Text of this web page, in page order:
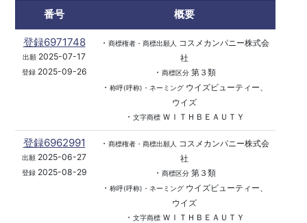
番号
概要
登録6971748
出願 2025-07-17
登録2025-09-26
・ 商標権者・商標出願人
コスメカンパニー株式会
社
・ 商標区分第３類
・ 称呼(呼称)・ネーミングウイズビューティー、
ウイズ
・ 文字商標ＷＩＴＨＢＥＡＵＴＹ
登録6962991
出願 2025-06-27
登録2025-08-29
・ 商標権者・商標出願人
コスメカンパニー株式会
社
・ 商標区分第３類
・ 称呼(呼称)・ネーミングウイズビューティー、
ウイズ
・ 文字商標ＷＩＴＨＢＥＡＵＴＹ